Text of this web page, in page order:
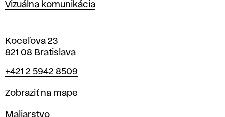
Vizuálna komunikácia
Koceľova 23
821 08 Bratislava
Telefón
+421 2 5942 8509
Mapa
Zobraziť na mape
Katedry
Maliarstvo